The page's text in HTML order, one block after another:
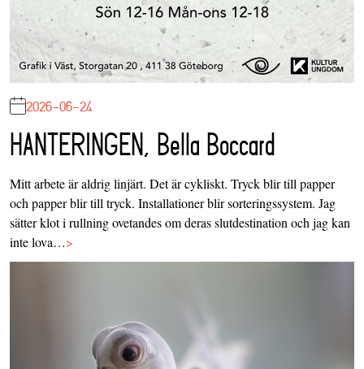
2026-06-24
HANTERINGEN, Bella Boccard
Mitt arbete är aldrig linjärt. Det är cykliskt. Tryck blir till papper
och papper blir till tryck. Installationer blir sorteringssystem. Jag
sätter klot i rullning ovetandes om deras slutdestination och jag kan
inte lova…>